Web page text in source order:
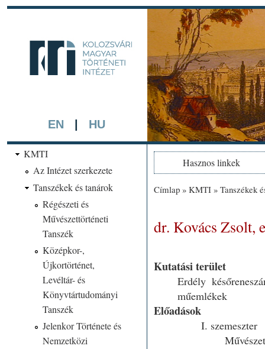
EN HU
A háttérben részlet a
készített színezett
KMTI
Az Intézet szerkezete
Tanszékek és tanárok
Régészeti és
Művészettörténeti
Tanszék
Középkor-,
Újkortörténet,
Levéltár- és
Könyvtártudományi
Tanszék
Jelenkor Története és
Nemzetközi
Hasznos linkek
Címlap »KMTI »Tanszékek
dr. Kovács Zsolt,
Kutatási terület
Erdély
műemlékek
Előadások
I. szemeszter